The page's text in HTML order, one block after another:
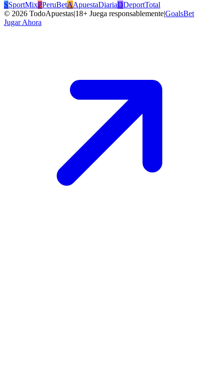
SSportMixPPeruBetAApuestaDiariaDDeportTotal
© 2026 TodoApuestas|18+ Juega responsablemente|GoalsBet
Jugar Ahora